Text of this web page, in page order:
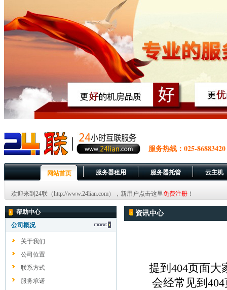
服务热线：025-86883420
网站首页 服务器租用 服务器托管 云主机
欢迎来到24联（http://www.24lian.com），新用户点击这里免费注册 ！
帮助中心
公司概况
关于我们
公司位置
联系方式
服务承诺
资讯中心
提到 404页面大
会经常见到 404